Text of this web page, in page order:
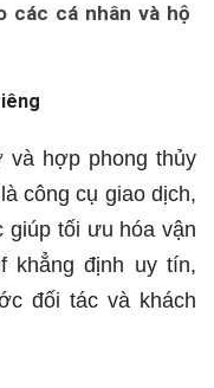
các cá nhân và hộ
và hợp phong thủy
công cụ giao dịch,
giúp tối ưu hóa vận
khẳng định uy tín,
đối tác và khách